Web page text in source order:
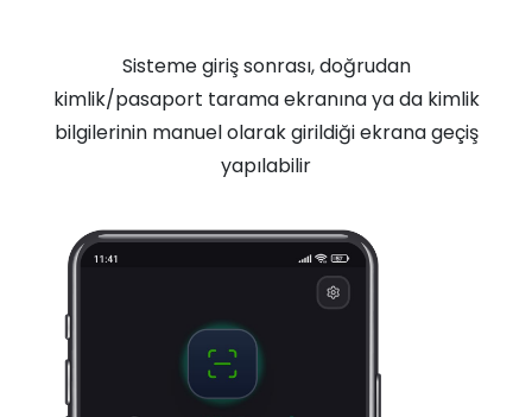
Sisteme giriş sonrası, doğrudan
kimlik/pasaport tarama ekranına ya da kimlik
bilgilerinin manuel olarak girildiği ekrana geçiş
yapılabilir